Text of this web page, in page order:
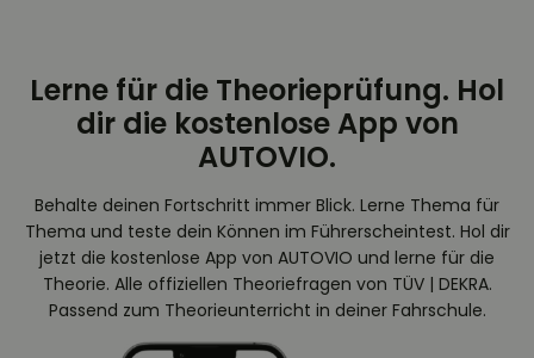
Lerne für die Theorieprüfung. Hol
dir die kostenlose App von
AUTOVIO.
Behalte deinen Fortschritt immer Blick. Lerne Thema für
Thema und teste dein Können im Führerscheintest. Hol dir
jetzt die kostenlose App von AUTOVIO und lerne für die
Theorie. Alle offiziellen Theoriefragen von TÜV | DEKRA.
Passend zum Theorieunterricht in deiner Fahrschule.